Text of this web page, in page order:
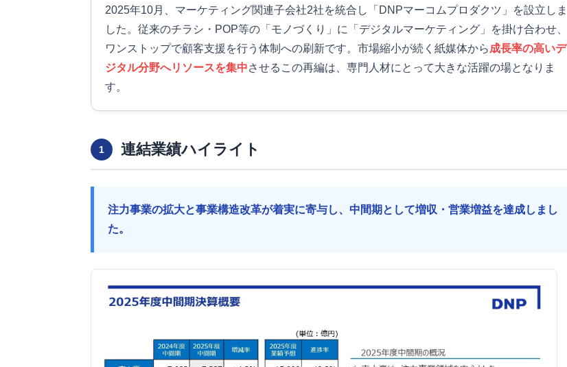
2025年10月、マーケティング関連子会社2社を統合し「DNPマーコムプロダクツ」を設立しま
した。従来のチラシ・POP等の「モノづくり」に「デジタルマーケティング」を掛け合わせ、
ワンストップで顧客支援を行う体制への刷新です。市場縮小が続く紙媒体から成長率の高いデ
ジタル分野へリソースを集中させるこの再編は、専門人材にとって大きな活躍の場となりま
す。
1 連結業績ハイライト
注力事業の拡大と事業構造改革が着実に寄与し、中間期として増収・営業増益を達成しまし
た。